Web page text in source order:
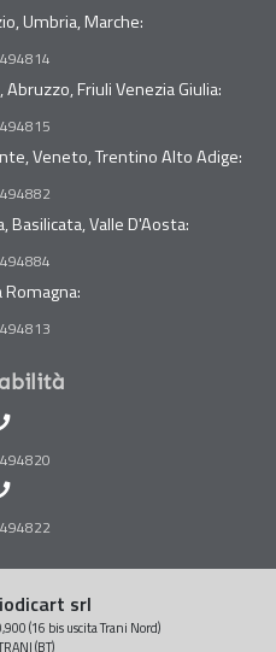
Umbria, Marche:
Friuli Venezia Giulia:
Veneto, Trentino Alto Adige:
Basilicata, Valle D'Aosta:
Romagna:
srl
(16 bis uscita Trani Nord)
(BT)